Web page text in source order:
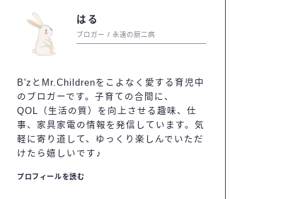
はる
ブロガー / 永遠の厨二病
B'zとMr.Childrenをこよなく愛する育児中
のブロガーです。子育ての合間に、
QOL（生活の質）を向上させる趣味、仕
事、家具家電の情報を発信しています。気
軽に寄り道して、ゆっくり楽しんでいただ
けたら嬉しいです♪
プロフィールを読む